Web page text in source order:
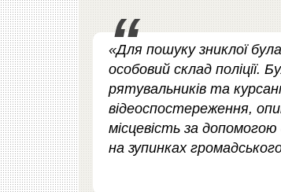
«Для пошуку зниклої
особовий склад поліції.
рятувальників та
відеоспостереження,
місцевість за
на зупинках